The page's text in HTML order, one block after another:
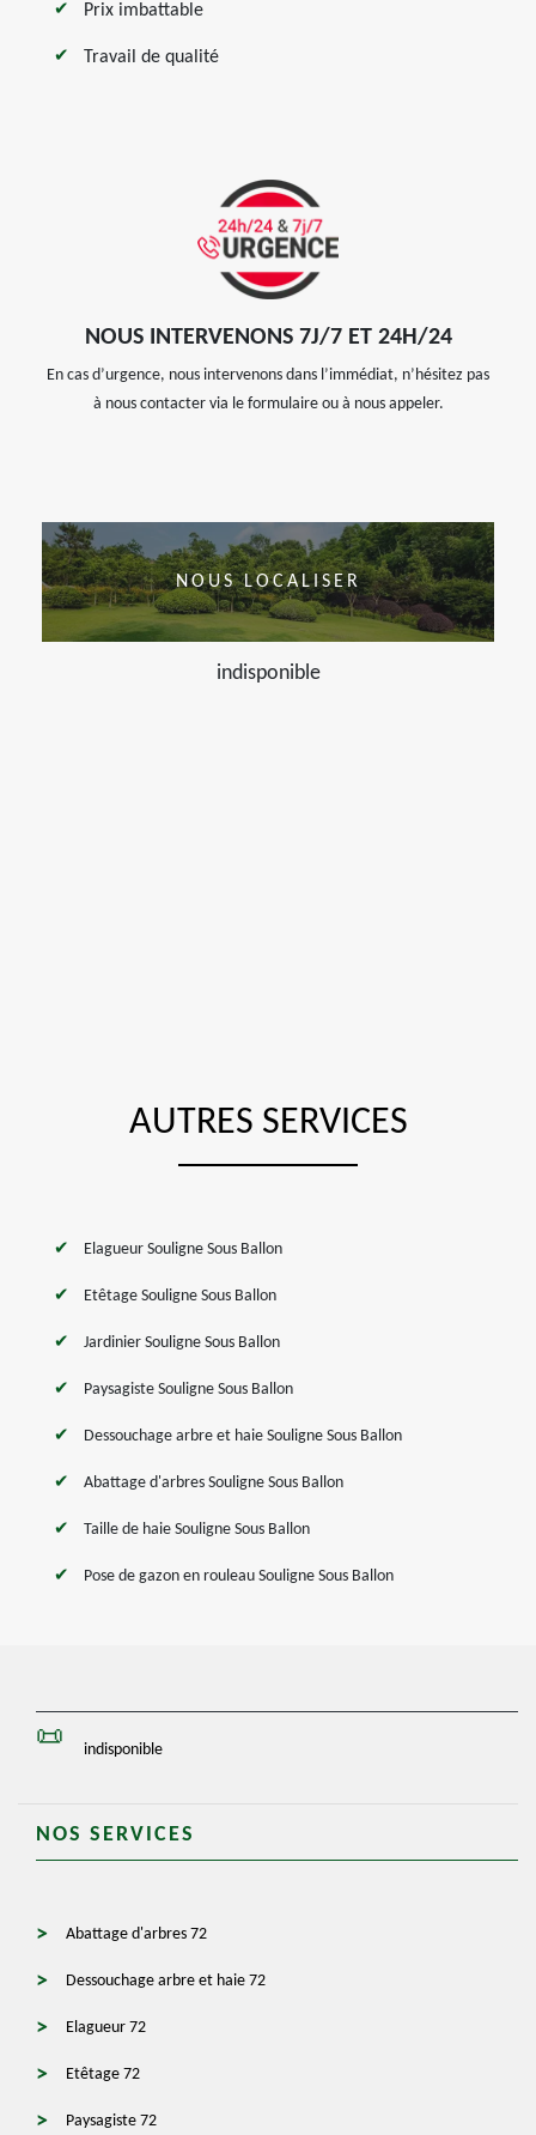
Prix imbattable
Travail de qualité
NOUS INTERVENONS 7J/7 ET 24H/24
En cas d’urgence, nous intervenons dans l’immédiat, n’hésitez pas
à nous contacter via le formulaire ou à nous appeler.
NOUS LOCALISER
indisponible
AUTRES SERVICES
Elagueur Souligne Sous Ballon
Etêtage Souligne Sous Ballon
Jardinier Souligne Sous Ballon
Paysagiste Souligne Sous Ballon
Dessouchage arbre et haie Souligne Sous Ballon
Abattage d'arbres Souligne Sous Ballon
Taille de haie Souligne Sous Ballon
Pose de gazon en rouleau Souligne Sous Ballon
indisponible
NOS SERVICES
Abattage d'arbres 72
Dessouchage arbre et haie 72
Elagueur 72
Etêtage 72
Paysagiste 72